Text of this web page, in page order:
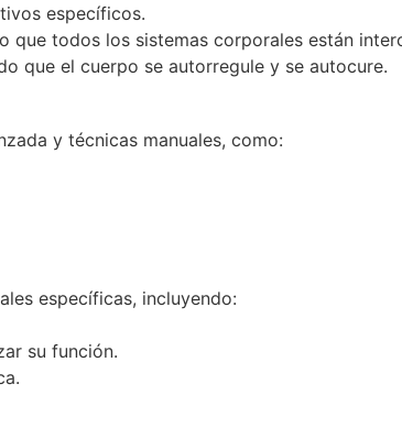
específicos.
que todos los sistemas corporales están
que el cuerpo se autorregule y se autocure.
y técnicas manuales, como:
específicas, incluyendo:
su función.